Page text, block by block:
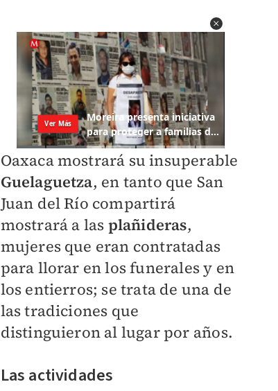
Oaxaca mostrará su insuperable
Guelaguetza, en tanto que San
Juan del Río compartirá
mostrará a las plañideras,
mujeres que eran contratadas
para llorar en los funerales y en
los entierros; se trata de una de
las tradiciones que
distinguieron al lugar por años.
Las actividades